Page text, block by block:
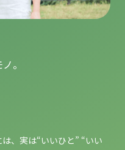
。
、実は“いいひと” “いい